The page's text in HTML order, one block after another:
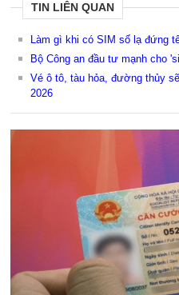
TIN LIÊN QUAN
Làm gì khi có SIM số lạ đứng
Bộ Công an đầu tư mạnh cho
Vé ô tô, tàu hỏa, đường thủy
2026